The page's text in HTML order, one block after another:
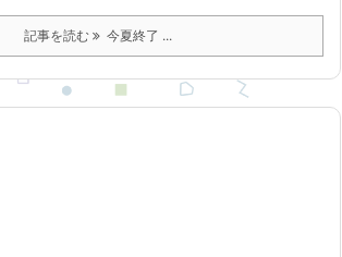
記事を読む 今夏終了 ...